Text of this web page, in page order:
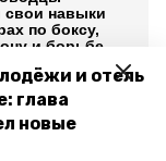
и отель
глава
новые
свои навыки
по боксу,
и борьбе